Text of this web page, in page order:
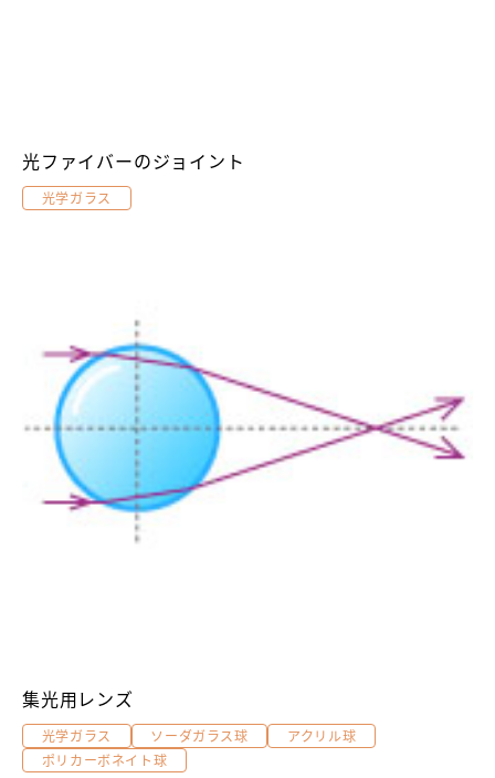
光ファイバーのジョイント
光学ガラス
集光用レンズ
光学ガラス ソーダガラス球
アクリル球
ポリカーボネイト球